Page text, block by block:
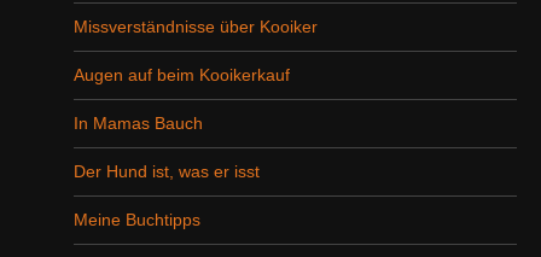
Missverständnisse über Kooiker
Augen auf beim Kooikerkauf
In Mamas Bauch
Der Hund ist, was er isst
Meine Buchtipps